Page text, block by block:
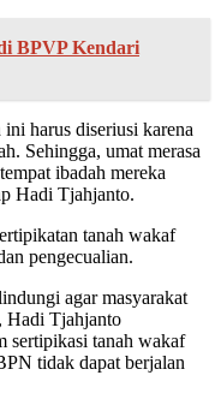
BPVP Kendari
harus diseriusi karena
Sehingga, umat merasa
ibadah mereka
Hadi Tjahjanto.
tanah wakaf
pengecualian.
agar masyarakat
Hadi Tjahjanto
sertipikasi tanah wakaf
tidak dapat berjalan